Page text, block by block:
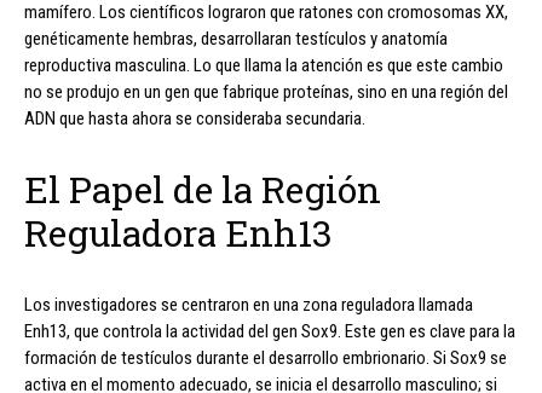
mamífero. Los científicos lograron que ratones con cromosomas XX,
genéticamente hembras, desarrollaran testículos y anatomía
reproductiva masculina. Lo que llama la atención es que este cambio
no se produjo en un gen que fabrique proteínas, sino en una región del
ADN que hasta ahora se consideraba secundaria.
El Papel de la Región
Reguladora Enh13
Los investigadores se centraron en una zona reguladora llamada
Enh13, que controla la actividad del gen Sox9. Este gen es clave para la
formación de testículos durante el desarrollo embrionario. Si Sox9 se
activa en el momento adecuado, se inicia el desarrollo masculino; si